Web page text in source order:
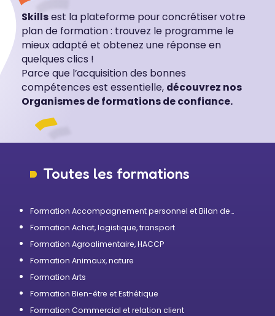
Skillsest la plateforme pour concrétiser votre
plan de formation : trouvez le programme le
mieux adapté et obtenez une réponse en
quelques clics !
Parce que l’acquisition des bonnes
compétences est essentielle, découvrez nos
Organismes de formations de confiance.
Toutes les formations
Formation Accompagnement personnel et Bilan de
Formation Achat, logistique, transport
Formation Agroalimentaire, HACCP
Formation Animaux, nature
Formation Arts
Formation Bien-être et Esthétique
Formation Commercial et relation client